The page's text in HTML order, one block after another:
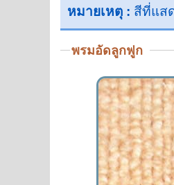
หมายเหตุ : สีที่แส
พรมอัดลูกฟูก